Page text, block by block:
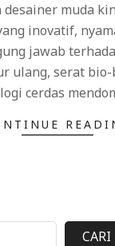
desainer muda
inovatif,
jawab
ulang, serat bio-
cerdas
CARI